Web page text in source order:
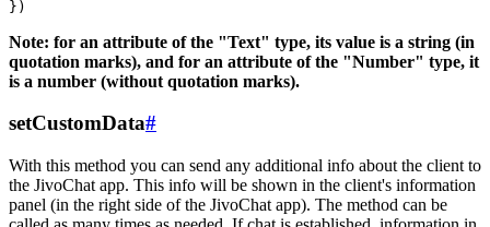
Note: for an attribute of the "Text" type, its value is a string (in
quotation marks), and for an attribute of the "Number" type, it
is a number (without quotation marks).
setCustomData#
With this method you can send any additional info about the client to
the JivoChat app. This info will be shown in the client's information
panel (in the right side of the JivoChat app). The method can be